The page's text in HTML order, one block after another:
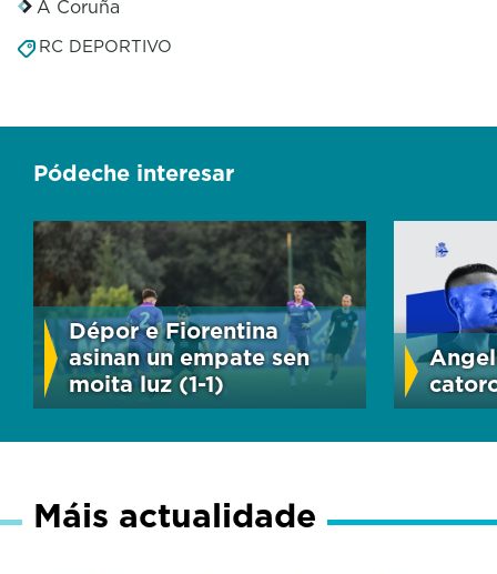
A Coruña
RC DEPORTIVO
Pódeche interesar
Dépor e Fiorentina
asinan un empate sen
moita luz (1-1)
Máis actualidade